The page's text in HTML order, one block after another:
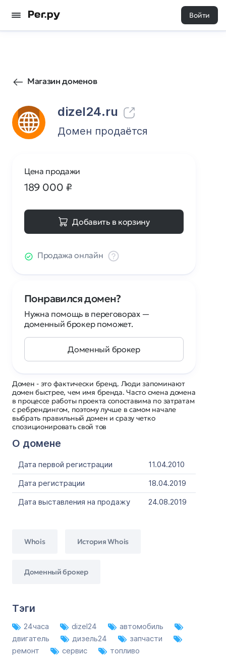
Войти
Магазин доменов
dizel24.ru
208 0
Домен продаётся
Домен - это фактически бренд. Люди запоминают
домен быстрее, чем имя бренда. Часто смена домена
в процессе работы проекта сопоставима по затратам
с ребрендингом, поэтому лучше в самом начале
выбрать правильный домен и сразу четко
спозиционировать свой тов
О домене
Дата первой регистрации
11.04.2010
Дата регистрации
18.04.2019
Дата выставления на продажу
24.08.2019
Whois История Whois
Доменный брокер
Тэги
24часа dizel24
автомобиль
двигатель
дизель24
запчасти
ремонт
сервис топливо
Цена продажи
189 000 ₽
Добавить в корзину
Продажа онлайн
Понравился домен?
Нужна помощь в переговорах —
доменный брокер поможет.
Доменный брокер